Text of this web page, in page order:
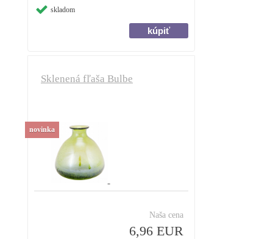
skladom
Sklenená fľaša Bulbe
Naša cena
6,96 EUR
novinka